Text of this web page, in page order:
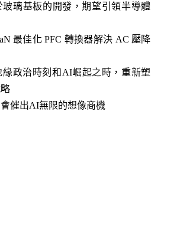
玻璃基板的開發，期望引領半導體
最佳化 PFC 轉換器解決 AC 壓降
緣政治時刻和AI崛起之時，重新塑
催出AI無限的想像商機